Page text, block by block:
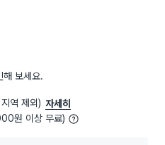
해 보세요.
역 제외) 자세히
원 이상 무료)